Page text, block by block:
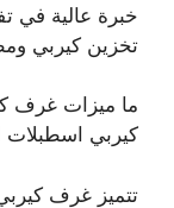
خبرة عالية
تخزين كيربي
ما ميزات غرف
كيربي اسطبلات
تتميز غرف